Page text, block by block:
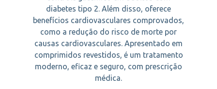
diabetes tipo 2. Além disso, oferece
benefícios cardiovasculares comprovados,
como a redução do risco de morte por
causas cardiovasculares. Apresentado em
comprimidos revestidos, é um tratamento
moderno, eficaz e seguro, com prescrição
médica.